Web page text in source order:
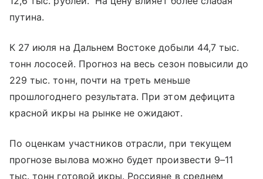
путина.
К 27 июля на Дальнем Востоке добыли 44,7 тыс.
тонн лососей. Прогноз на весь сезон повысили до
229 тыс. тонн, почти на треть меньше
прошлогоднего результата. При этом дефицита
красной икры на рынке не ожидают.
По оценкам участников отрасли, при текущем
прогнозе вылова можно будет произвести 9–11
тыс. тонн готовой икры. Россияне в среднем